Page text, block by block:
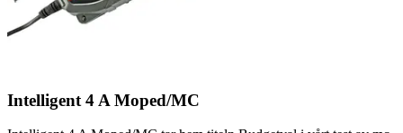
Intelligent 4 A Moped/MC